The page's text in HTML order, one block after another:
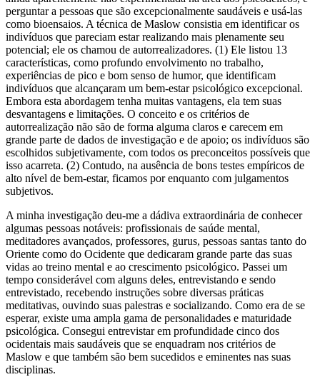
perguntar a pessoas que são excepcionalmente saudáveis ​​e usá-las
como bioensaios. A técnica de Maslow consistia em identificar os
indivíduos que pareciam estar realizando mais plenamente seu
potencial; ele os chamou de autorrealizadores. (1) Ele listou 13
características, como profundo envolvimento no trabalho,
experiências de pico e bom senso de humor, que identificam
indivíduos que alcançaram um bem-estar psicológico excepcional.
Embora esta abordagem tenha muitas vantagens, ela tem suas
desvantagens e limitações. O conceito e os critérios de
autorrealização não são de forma alguma claros e carecem em
grande parte de dados de investigação e de apoio; os indivíduos são
escolhidos subjetivamente, com todos os preconceitos possíveis que
isso acarreta. (2) Contudo, na ausência de bons testes empíricos de
alto nível de bem-estar, ficamos por enquanto com julgamentos
subjetivos.
A minha investigação deu-me a dádiva extraordinária de conhecer
algumas pessoas notáveis: profissionais de saúde mental,
meditadores avançados, professores, gurus, pessoas santas tanto do
Oriente como do Ocidente que dedicaram grande parte das suas
vidas ao treino mental e ao crescimento psicológico. Passei um
tempo considerável com alguns deles, entrevistando e sendo
entrevistado, recebendo instruções sobre diversas práticas
meditativas, ouvindo suas palestras e socializando. Como era de se
esperar, existe uma ampla gama de personalidades e maturidade
psicológica. Consegui entrevistar em profundidade cinco dos
ocidentais mais saudáveis ​​que se enquadram nos critérios de
Maslow e que também são bem sucedidos e eminentes nas suas
disciplinas.